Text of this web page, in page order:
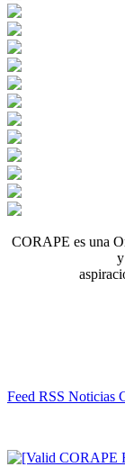
CORAPE es una
Feed RSS Noticias